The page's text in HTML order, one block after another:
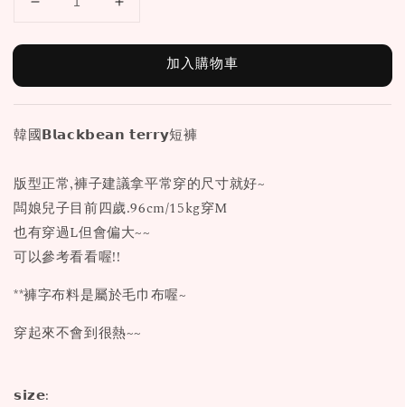
加入購物車
韓國𝗕𝗹𝗮𝗰𝗸𝗯𝗲𝗮𝗻 𝘁𝗲𝗿𝗿𝘆短褲
版型正常,褲子建議拿平常穿的尺寸就好~
闆娘兒子目前四歲.96cm/15kg穿M
也有穿過L但會偏大~~
可以參考看看喔!!
**褲字布料是屬於毛巾布喔~
穿起來不會到很熱~~
𝘀𝗶𝘇𝗲: